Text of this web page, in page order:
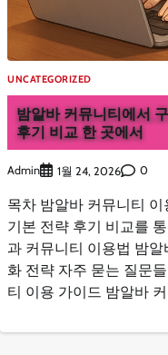
UNCATEGORIZED
밤알바 커뮤니티에서
후기 비교 한 곳에서
Admin 1월 24, 2026 0
목차 밤알바 커뮤니티
기본 전략 후기 비교를
과 커뮤니티 이용법 밤
화 전략 자주 묻는 질문
티 이용 가이드 밤알바